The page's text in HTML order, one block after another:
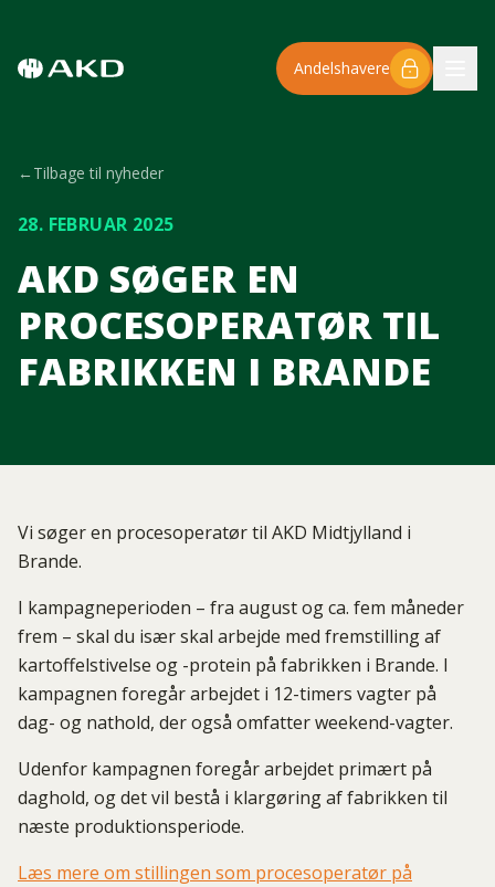
Andelshavere
←Tilbage til nyheder
28. FEBRUAR 2025
AKD SØGER EN
PROCESOPERATØR TIL
FABRIKKEN I BRANDE
Vi søger en procesoperatør til AKD Midtjylland i
Brande.
I kampagneperioden – fra august og ca. fem måneder
frem – skal du især skal arbejde med fremstilling af
kartoffelstivelse og -protein på fabrikken i Brande. I
kampagnen foregår arbejdet i 12-timers vagter på
dag- og nathold, der også omfatter weekend-vagter.
Udenfor kampagnen foregår arbejdet primært på
daghold, og det vil bestå i klargøring af fabrikken til
næste produktionsperiode.
Læs mere om stillingen som procesoperatør på